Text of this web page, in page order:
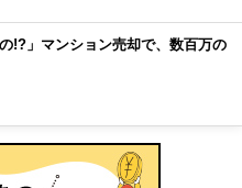
!?」マンション売却で、数百万の